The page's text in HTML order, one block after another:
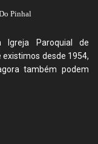
Pinhal
Igreja Paroquial de
existimos desde 1954,
também podem